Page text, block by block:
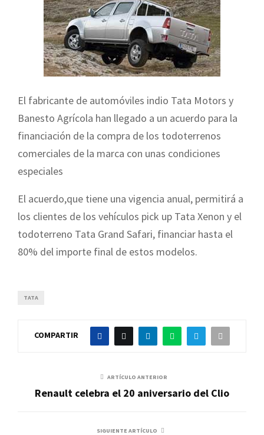
El fabricante de automóviles indio Tata Motors y
Banesto Agrícola han llegado a un acuerdo para la
financiación de la compra de los todoterrenos
comerciales de la marca con unas condiciones
especiales
El acuerdo,que tiene una vigencia anual, permitirá a
los clientes de los vehículos pick up Tata Xenon y el
todoterreno Tata Grand Safari, financiar hasta el
80% del importe final de estos modelos.
TATA
COMPARTIR
ARTÍCULO ANTERIOR
Renault celebra el 20 aniversario del Clio
SIGUIENTE ARTÍCULO